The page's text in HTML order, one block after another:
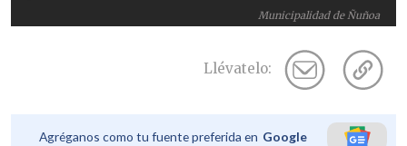
Municipalidad de Ñuñoa
Llévatelo:
Agréganos como tu fuente preferida en Google